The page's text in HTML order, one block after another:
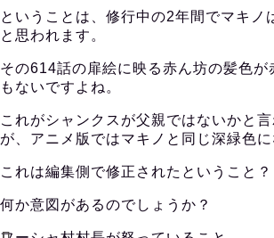
ということは、修行中の2年間でマキノ
と思われます。
その614話の扉絵に映る赤ん坊の髪色が
もないですよね。
これがシャンクスが父親ではないかと
が、アニメ版ではマキノと同じ深緑色に
これは編集側で修正されたということ？
何か意図があるのでしょうか？